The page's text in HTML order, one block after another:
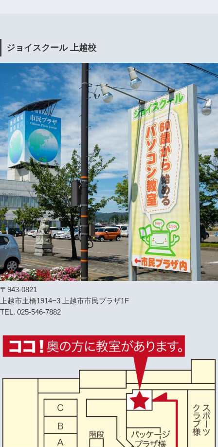
ジョイスクール 上越校
〒943-0821
上越市土橋1914−3 上越市市民プラザ1F
TEL. 025-546-7882